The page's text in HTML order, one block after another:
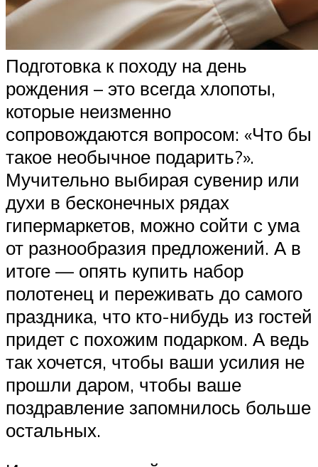
Подготовка к походу на день
рождения – это всегда хлопоты,
которые неизменно
сопровождаются вопросом: «Что бы
такое необычное подарить?».
Мучительно выбирая сувенир или
духи в бесконечных рядах
гипермаркетов, можно сойти с ума
от разнообразия предложений. А в
итоге — опять купить набор
полотенец и переживать до самого
праздника, что кто-нибудь из гостей
придет с похожим подарком. А ведь
так хочется, чтобы ваши усилия не
прошли даром, чтобы ваше
поздравление запомнилось больше
остальных.